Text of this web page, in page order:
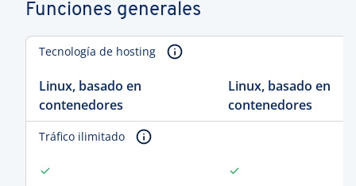
Funciones generales
Tecnología de hosting
Linux, basado en
contenedores
Linux, basado en
contenedores
Tráfico ilimitado